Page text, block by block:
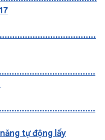
tự động lấy